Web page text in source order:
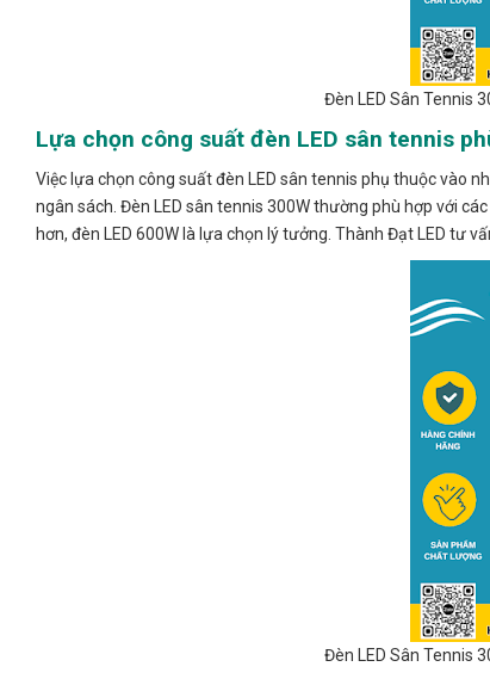
Đèn LED Sân Tennis
Lựa chọn công suất đèn LED sân tennis
Việc lựa chọn công suất đèn LED sân tennis phụ thuộc vào
ngân sách. Đèn LED sân tennis 300W thường phù hợp với
hơn, đèn LED 600W là lựa chọn lý tưởng. Thành Đạt LED tư
Đèn LED Sân Tennis